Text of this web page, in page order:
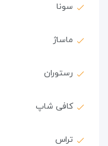
سونا
ماساژ
رستوران
کافی شاپ
تراس